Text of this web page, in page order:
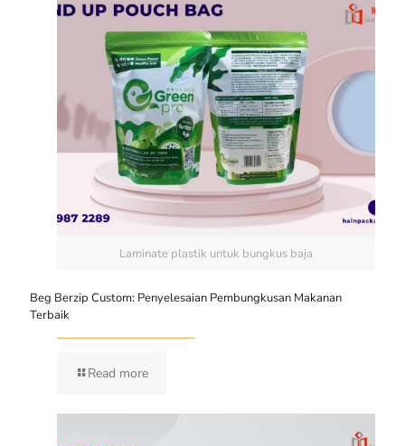
Laminate plastik untuk bungkus baja
Beg Berzip Custom: Penyelesaian Pembungkusan Makanan
Terbaik
Read more